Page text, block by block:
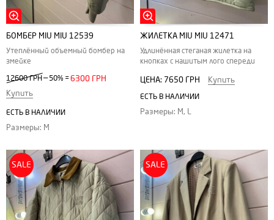
БОМБЕР MIU MIU 12539
Утеплённый объемный бомбер на
змейке
12600 ГРН — 50% =6300 ГРН
Купить
ЕСТЬ В НАЛИЧИИ
Размеры: M
ЖИЛЕТКА MIU MIU 12471
Удлинённая стеганая жилетка на
кнопках с нашитым лого спереди
ЦЕНА: 7650 ГРН Купить
ЕСТЬ В НАЛИЧИИ
Размеры: M, L
SALE SALE